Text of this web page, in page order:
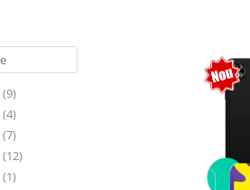
(9)
(4)
(7)
(12)
(1)